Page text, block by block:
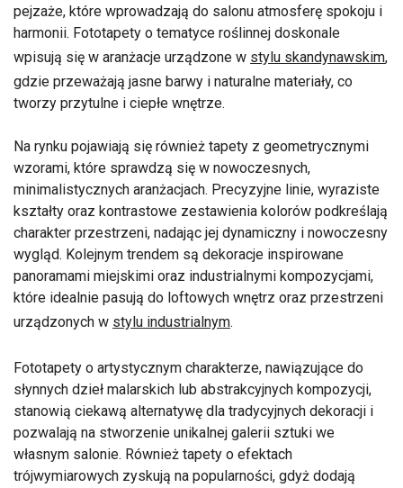
pejzaże, które wprowadzają do salonu atmosferę spokoju i
harmonii. Fototapety o tematyce roślinnej doskonale
wpisują się w aranżacje urządzone w stylu skandynawskim,
gdzie przeważają jasne barwy i naturalne materiały, co
tworzy przytulne i ciepłe wnętrze.
Na rynku pojawiają się również tapety z geometrycznymi
wzorami, które sprawdzą się w nowoczesnych,
minimalistycznych aranżacjach. Precyzyjne linie, wyraziste
kształty oraz kontrastowe zestawienia kolorów podkreślają
charakter przestrzeni, nadając jej dynamiczny i nowoczesny
wygląd. Kolejnym trendem są dekoracje inspirowane
panoramami miejskimi oraz industrialnymi kompozycjami,
które idealnie pasują do loftowych wnętrz oraz przestrzeni
urządzonych w stylu industrialnym.
Fototapety o artystycznym charakterze, nawiązujące do
słynnych dzieł malarskich lub abstrakcyjnych kompozycji,
stanowią ciekawą alternatywę dla tradycyjnych dekoracji i
pozwalają na stworzenie unikalnej galerii sztuki we
własnym salonie. Również tapety o efektach
trójwymiarowych zyskują na popularności, gdyż dodają